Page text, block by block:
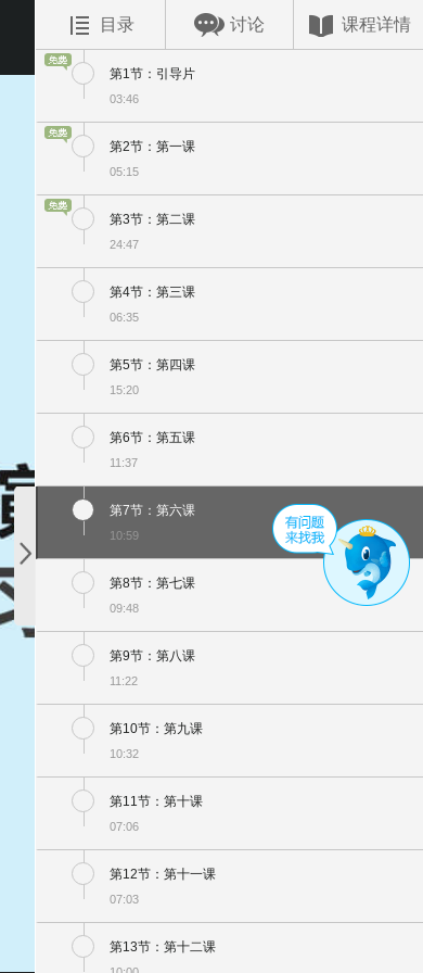
目录 讨论 课程详情
第1节：引导片
03:46
第2节：第一课
05:15
第3节：第二课
24:47
第4节：第三课
06:35
第5节：第四课
15:20
第6节：第五课
11:37
第7节：第六课
10:59
第8节：第七课
09:48
第9节：第八课
11:22
第10节：第九课
10:32
第11节：第十课
07:06
第12节：第十一课
07:03
第13节：第十二课